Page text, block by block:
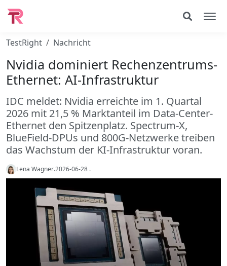
TestRight Nachricht
Nvidia dominiert Rechenzentrums-
Ethernet: AI-Infrastruktur
IDC meldet: Nvidia erreichte im 1. Quartal
2026 mit 21,5 % Marktanteil im Data-Center-
Ethernet den Spitzenplatz. Spectrum-X,
BlueField-DPUs und 800G-Netzwerke treiben
das Wachstum der KI-Infrastruktur voran.
Lena Wagner.2026-06-28 .